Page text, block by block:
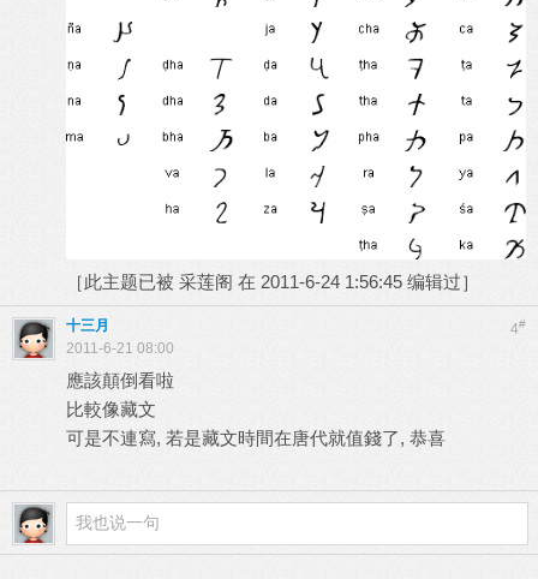
［此主题已被 采莲阁 在 2011-6-24 1:56:45 编辑过］
4#
十三月
2011-6-21 08:00
應該顛倒看啦
比較像藏文
可是不連寫, 若是藏文時間在唐代就值錢了, 恭喜